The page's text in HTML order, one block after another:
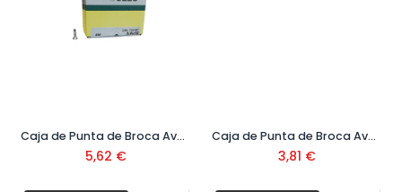
Caja de Punta de Broca Avellanda DIN 7504P 3,9 mm
5,62 €
Caja de Punta de Broca Avellanda DIN 7504P 4,2 mm
3,81 €